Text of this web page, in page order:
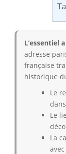
L’essentiel
adresse
française
historique
Le
Le
La